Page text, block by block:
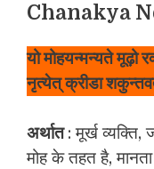
Chanakya
यो मोहयन्मन्यते मूढ़ो
नृत्येत् क्रीडा
अर्थात: मूर्ख
मोह के तहत है,